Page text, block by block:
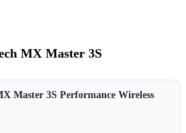
MX Master 3S
Master 3S Performance Wireless